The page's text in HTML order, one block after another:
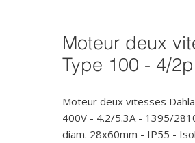
Moteur deux
Type 100 - 4/
Moteur deux vitesses
400V - 4.2/5.3A - 1395/
diam. 28x60mm - IP55 -